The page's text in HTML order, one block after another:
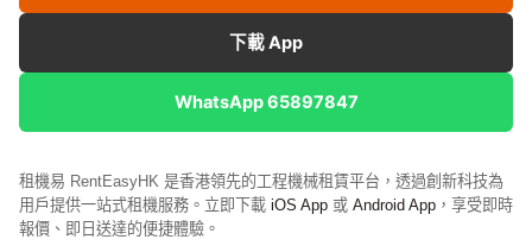
下載 App
WhatsApp 65897847
租機易 RentEasyHK 是香港領先的工程機械租賃平台，透過創新科技為
用戶提供一站式租機服務。立即下載 iOS App 或 Android App ，享受即時
報價、即日送達的便捷體驗。